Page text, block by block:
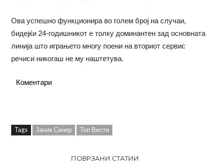
Ова успешно функционира во голем број на случаи,
бидејќи 24-годишникот е толку доминантен зад основната
линија што играњето многу поени на вториот сервис
речиси никогаш не му наштетува.
Коментари
Tags Јаник Синер Топ Вести
ПОВРЗАНИ СТАТИИ